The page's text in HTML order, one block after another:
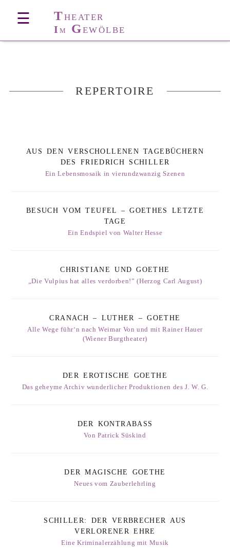
☰ THEATER
I M GEWÖLBE
REPERTOIRE
AUS DEN VERSCHOLLENEN TAGEBÜCHERN
DES FRIEDRICH SCHILLER
Ein Lebensmosaik in vierundzwanzig Szenen
BESUCH VOM TEUFEL – GOETHES LETZTE
TAGE
Ein Endspiel von Walter Hesse
CHRISTIANE UND GOETHE
„Die Vulpius hat alles verdorben!” (Herzog Carl August)
CRANACH – LUTHER – GOETHE
Alle Wege führ‘n nach Weimar Von und mit Rainer Hauer
(Wiener Burgtheater)
DER EROTISCHE GOETHE
Das geheyme Archiv wunderlicher Produktionen des J. W. G.
DER KONTRABASS
Von Patrick Süskind
DER MAGISCHE GOETHE
Neues vom Zauberlehrling
SCHILLER: DER VERBRECHER AUS
VERLORENER EHRE
Eine Kriminalerzählung mit Musik